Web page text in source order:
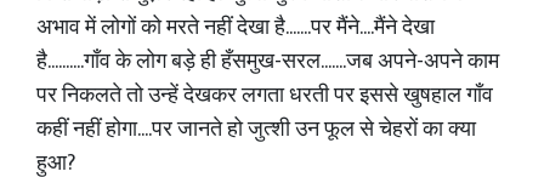
अभाव में लोगों को मरते नहीं देखा है.......पर मैंने....मैंने देखा
है..........गाँव के लोग बड़े ही हँसमुख-सरल.......जब अपने-अपने काम
पर निकलते तो उन्हें देखकर लगता धरती पर इससे खुषहाल गाँव
कहीं नहीं होगा....पर जानते हो जुत्शी उन फूल से चेहरों का क्या
हुआ?